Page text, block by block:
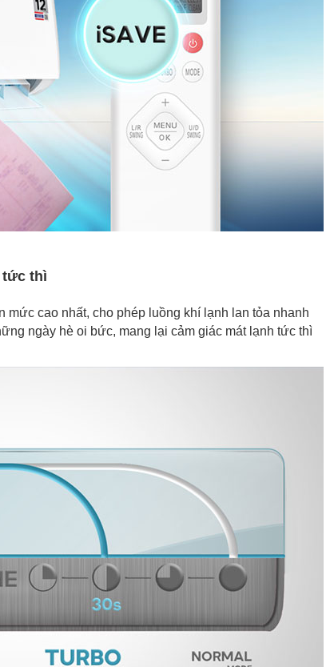
tức thì
mức cao nhất, cho phép luồng khí lạnh lan tỏa nhanh
ngày hè oi bức, mang lại cảm giác mát lạnh tức thì